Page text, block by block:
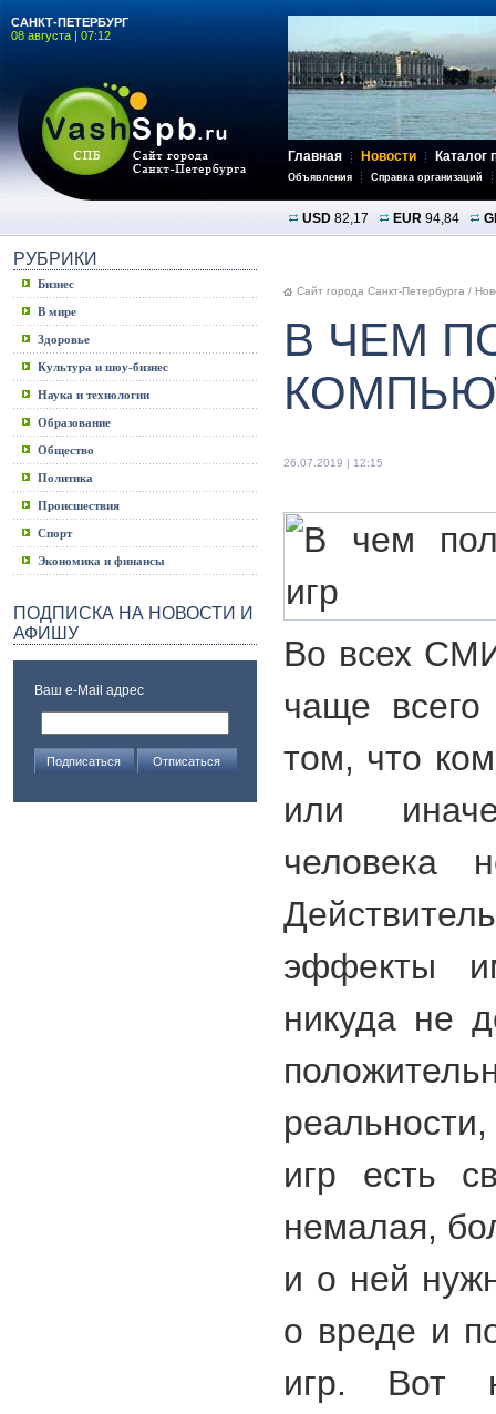
САНКТ-ПЕТЕРБУРГ
08 августа | 07:12
Главная Новости Каталог
Объявления Справка организаций
USD 82,17 EUR 94,84
РУБРИКИ
Бизнес
В мире
Здоровье
Культура и шоу-бизнес
Наука и технологии
Образование
Общество
Политика
Происшествия
Спорт
Экономика и финансы
ПОДПИСКА НА НОВОСТИ И
АФИШУ
Ваш e-Mail адрес
Сайт города Санкт-Петербурга /
В ЧЕМ
26.07.2019 | 12:15
Во всех
чаще
том, что
или
человека
эффекты
никуда не
игр есть
немалая,
и о ней
о вреде и
игр. Вот